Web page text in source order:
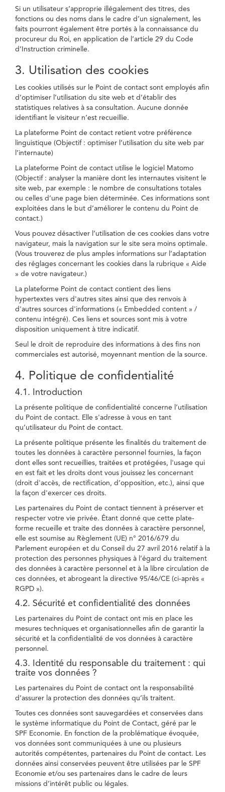
Si un utilisateur s’approprie illégalement des titres, des
fonctions ou des noms dans le cadre d’un signalement, les
faits pourront également être portés à la connaissance du
procureur du Roi, en application de l’article 29 du Code
d’Instruction criminelle.
3. Utilisation des cookies
Les cookies utilisés sur le Point de contact sont employés afin
d’optimiser l’utilisation du site web et d’établir des
statistiques relatives à sa consultation. Aucune donnée
identifiant le visiteur n’est recueillie.
La plateforme Point de contact retient votre préférence
linguistique (Objectif : optimiser l’utilisation du site web par
l’internaute)
La plateforme Point de contact utilise le logiciel Matomo
(Objectif : analyser la manière dont les internautes visitent le
site web, par exemple : le nombre de consultations totales
ou celles d’une page bien déterminée. Ces informations sont
exploitées dans le but d’améliorer le contenu du Point de
contact.)
Vous pouvez désactiver l’utilisation de ces cookies dans votre
navigateur, mais la navigation sur le site sera moins optimale.
(Vous trouverez de plus amples informations sur l’adaptation
des réglages concernant les cookies dans la rubrique « Aide
» de votre navigateur.)
La plateforme Point de contact contient des liens
hypertextes vers d'autres sites ainsi que des renvois à
d'autres sources d'informations (« Embedded content » /
contenu intégré). Ces liens et sources sont mis à votre
disposition uniquement à titre indicatif.
Seul le droit de reproduire des informations à des fins non
commerciales est autorisé, moyennant mention de la source.
4. Politique de confidentialité
4.1. Introduction
La présente politique de confidentialité concerne l’utilisation
du Point de contact. Elle s'adresse à vous en tant
qu’utilisateur du Point de contact.
La présente politique présente les finalités du traitement de
toutes les données à caractère personnel fournies, la façon
dont elles sont recueillies, traitées et protégées, l'usage qui
en est fait et les droits dont vous jouissez les concernant
(droit d'accès, de rectification, d’opposition, etc.), ainsi que
la façon d'exercer ces droits.
Les partenaires du Point de contact tiennent à préserver et
respecter votre vie privée. Étant donné que cette plate-
forme recueille et traite des données à caractère personnel,
elle est soumise au Règlement (UE) n° 2016/679 du
Parlement européen et du Conseil du 27 avril 2016 relatif à la
protection des personnes physiques à l’égard du traitement
des données à caractère personnel et à la libre circulation de
ces données, et abrogeant la directive 95/46/CE (ci-après «
RGPD »).
4.2. Sécurité et confidentialité des données
Les partenaires du Point de contact ont mis en place les
mesures techniques et organisationnelles afin de garantir la
sécurité et la confidentialité de vos données à caractère
personnel.
4.3. Identité du responsable du traitement : qui
traite vos données ?
Les partenaires du Point de contact ont la responsabilité
d’assurer la protection des données qu’ils traitent.
Toutes ces données sont sauvegardées et conservées dans
le système informatique du Point de Contact, géré par le
SPF Economie. En fonction de la problématique évoquée,
vos données sont communiquées à une ou plusieurs
autorités compétentes, partenaires du Point de contact. Les
données ainsi conservées peuvent être utilisées par le SPF
Economie et/ou ses partenaires dans le cadre de leurs
missions d’intérêt public ou légales.